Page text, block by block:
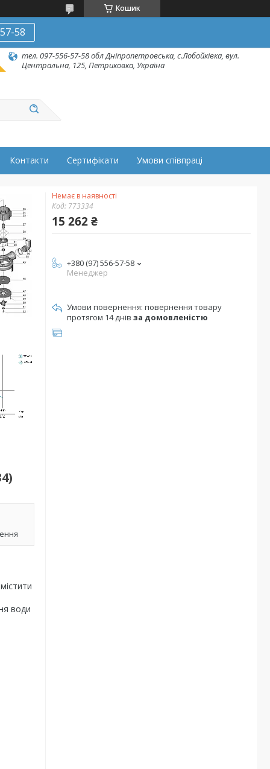
Кошик
58
тел. 097-556-57-58 обл Дніпропетровська, с.Лобойківка, вул.
Центральна, 125, Петриковка, Україна
Контакти Сертифікати Умови співпраці
води
Немає в наявності
Код: 773334
15 262 ₴
+380 (97) 556-57-58
Менеджер
повернення товару
протягом 14 днів за домовленістю